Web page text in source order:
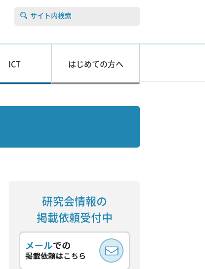
サイト内検索
ICT はじめての方へ
研究会情報の
掲載依頼受付中